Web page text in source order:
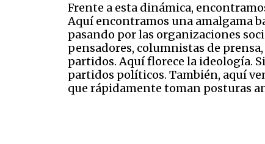
Frente a esta dinámica,
Aquí encontramos una amalgama
pasando por las organizaciones
pensadores, columnistas de
partidos. Aquí florece la ideología.
partidos políticos. También, aquí
que rápidamente toman posturas